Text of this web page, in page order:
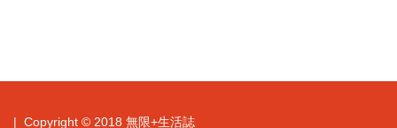
| Copyright © 2018 無限+生活誌